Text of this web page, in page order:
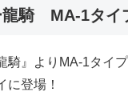
龍騎 MA-1タイ
騎』よりMA-1タイ
に登場！